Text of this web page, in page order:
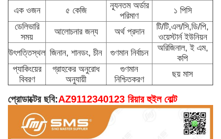
এক ওজন
৫ কেজি
ন্যূনতম অর্ডার
পরিমাণ
১ পিসি
ডেলিভারি
সময়
আলোচনার জন্য অর্থ প্রদান
টি/টি,এল/সি,ডি/পি,
ওয়েস্টার্ন ইউনিয়ন
উৎপত্তিস্থল জিনান, শানডং, চীন গুণমান নির্বাচন
অরিজিনাল, ই এম,
কপি
প্যাকিংয়ের
বিবরণ
গ্রাহকের অনুরোধ
অনুযায়ী
গুণমান
নিশ্চিতকরণ
ছয় মাস
প্রোডাক্টের ছবি:AZ9112340123 রিয়ার হুইল বোল্ট